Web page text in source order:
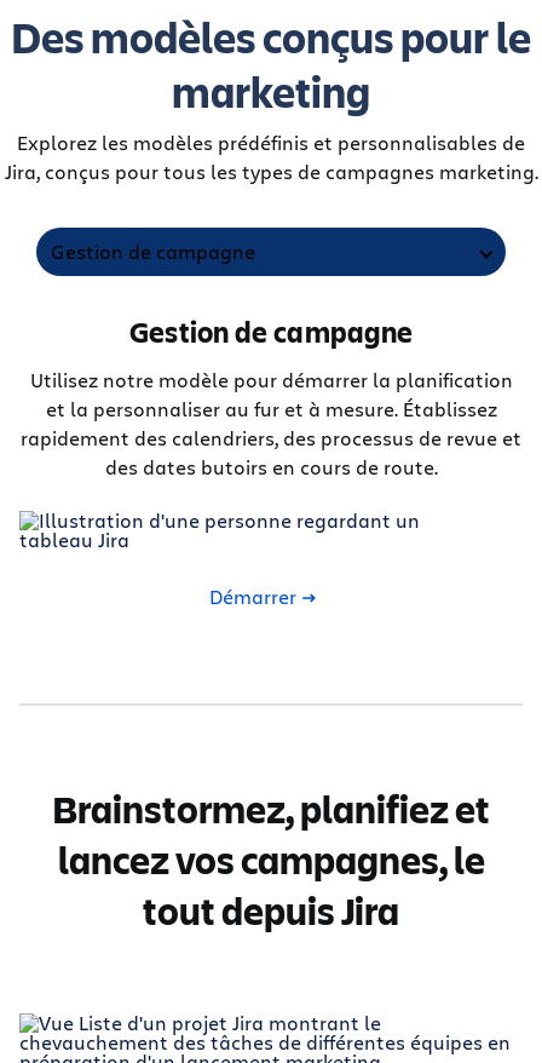
Des modèles conçus pour le
marketing
Explorez les modèles prédéfinis et personnalisables de
Jira, conçus pour tous les types de campagnes marketing.
Gestion de campagne
Démarrer
Gestion de campagne
Utilisez notre modèle pour démarrer la planification
et la personnaliser au fur et à mesure. Établissez
rapidement des calendriers, des processus de revue et
des dates butoirs en cours de route.
Brainstormez, planifiez et
lancez vos campagnes, le
tout depuis Jira